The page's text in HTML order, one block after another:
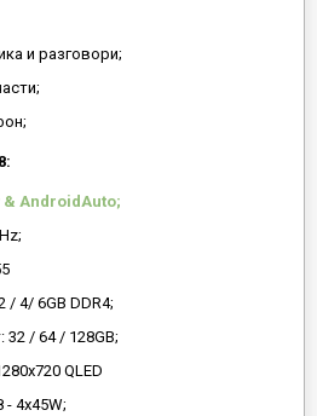
и разговори;
AndroidAuto;
/ 4/ 6GB DDR4;
/ 64 / 128GB;
QLED
- 4x45W;